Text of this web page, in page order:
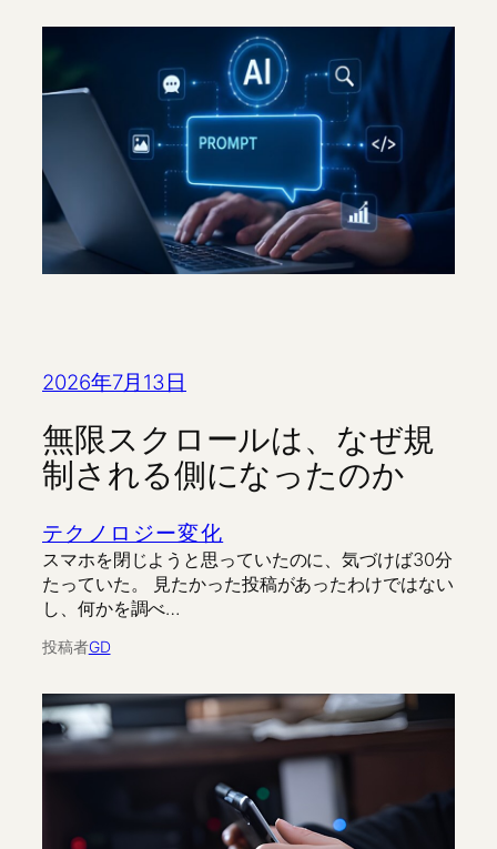
2026年7月13日
無限スクロールは、なぜ規
制される側になったのか
テクノロジー変化
スマホを閉じようと思っていたのに、気づけば30分
たっていた。 見たかった投稿があったわけではない
し、何かを調べ…
投稿者GD